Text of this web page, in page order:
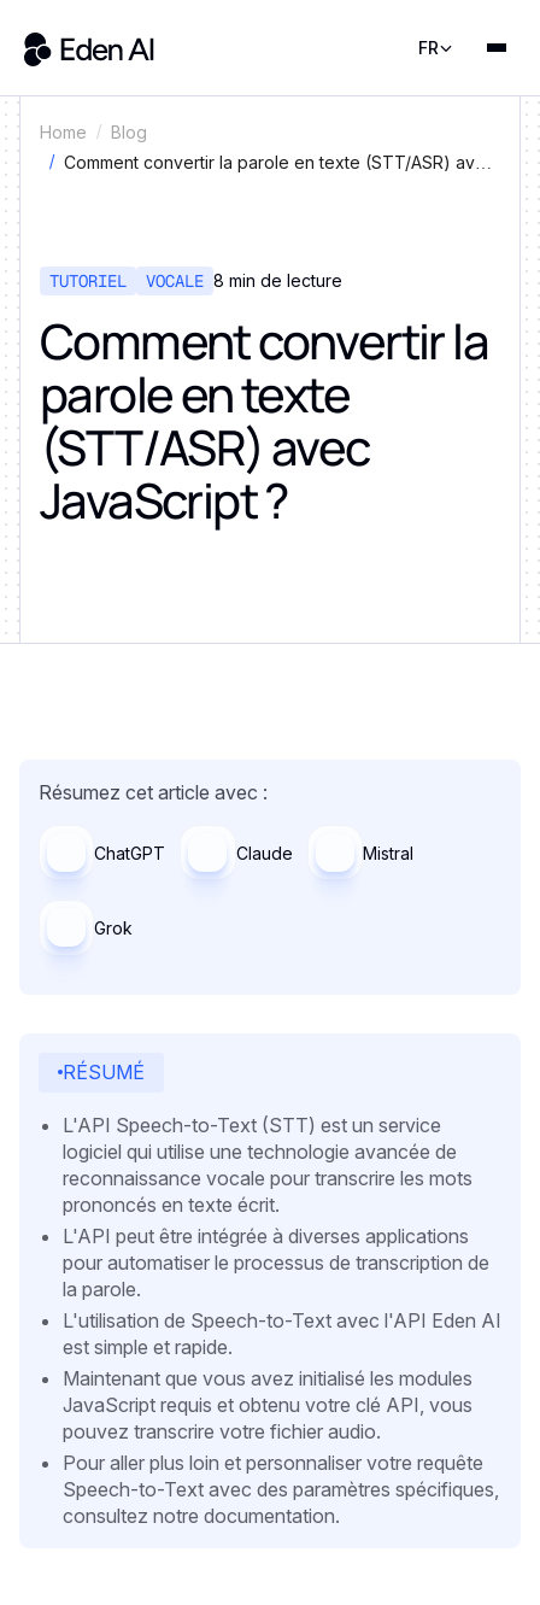
FR
Home
Blog
Comment convertir la parole en texte (STT/ASR) avec
TUTORIEL VOCALE 8 min de lecture
Comment convertir la
parole en texte
(STT/ASR) avec
JavaScript ?
Résumez cet article avec :
ChatGPT Claude Mistral
Grok
RÉSUMÉ
L'API Speech-to-Text (STT) est un service
logiciel qui utilise une technologie avancée de
reconnaissance vocale pour transcrire les mots
prononcés en texte écrit.
L'API peut être intégrée à diverses applications
pour automatiser le processus de transcription de
la parole.
L'utilisation de Speech-to-Text avec l'API Eden AI
est simple et rapide.
Maintenant que vous avez initialisé les modules
JavaScript requis et obtenu votre clé API, vous
pouvez transcrire votre fichier audio.
Pour aller plus loin et personnaliser votre requête
Speech-to-Text avec des paramètres spécifiques,
consultez notre documentation.